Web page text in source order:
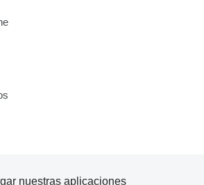
nuestras aplicaciones